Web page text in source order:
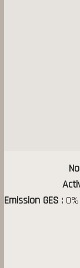
Emission GES